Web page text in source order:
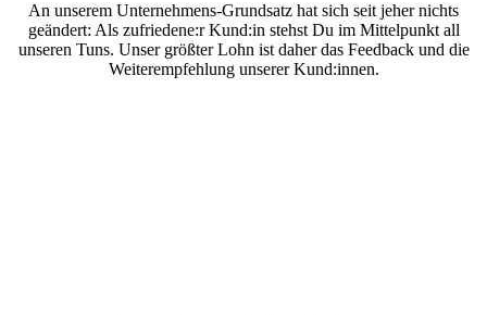
An unserem Unternehmens-Grundsatz hat sich seit jeher nichts
geändert: Als zufriedene:r Kund:in stehst Du im Mittelpunkt all
unseren Tuns. Unser größter Lohn ist daher das Feedback und die
Weiterempfehlung unserer Kund:innen.